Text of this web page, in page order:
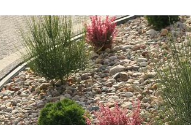
Płyty Ogrodowe
Kostka Brukowa Toledo
Płyta Betonowa Astro
Płyta Betonowa Bosso Mezzo
Pozostałe...
Płyty Tarasowe
Kostka Brukowa Toledo